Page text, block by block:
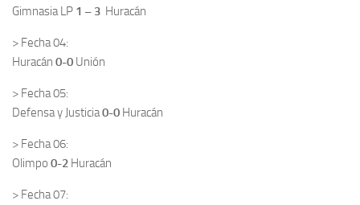
Gimnasia LP 1 – 3 Huracán
> Fecha 04:
Huracán 0-0 Unión
> Fecha 05:
Defensa y Justicia0-0 Huracán
> Fecha 06:
Olimpo 0-2 Huracán
> Fecha 07: